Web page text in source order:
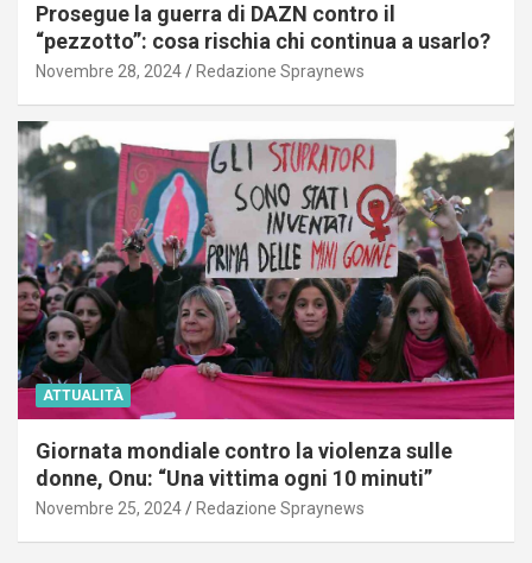
Prosegue la guerra di DAZN contro il
“pezzotto”: cosa rischia chi continua a usarlo?
Novembre 28, 2024 Redazione Spraynews
ATTUALITÀ
Giornata mondiale contro la violenza sulle
donne, Onu: “Una vittima ogni 10 minuti”
Novembre 25, 2024 Redazione Spraynews